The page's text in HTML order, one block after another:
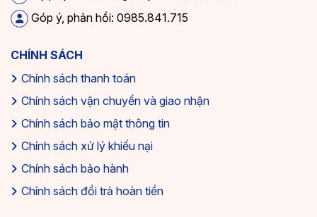
Góp ý, phản hồi: 0985.841.715
CHÍNH SÁCH
Chính sách thanh toán
Chính sách vận chuyển và giao nhận
Chính sách bảo mật thông tin
Chính sách xử lý khiếu nại
Chính sách bảo hành
Chính sách đổi trả hoàn tiền